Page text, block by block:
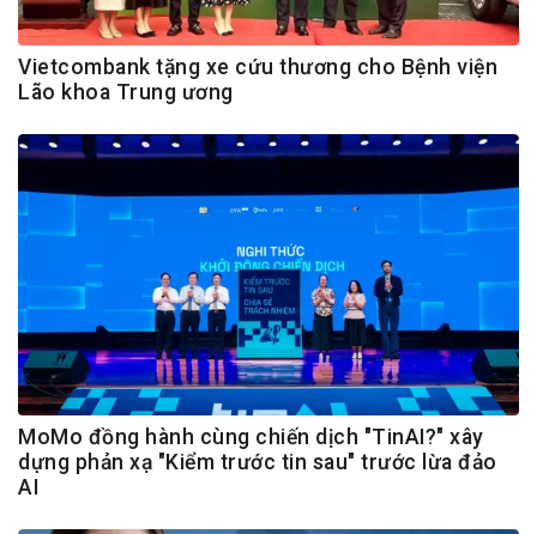
Vietcombank tặng xe cứu thương cho Bệnh viện
Lão khoa Trung ương
MoMo đồng hành cùng chiến dịch "TinAI?" xây
dựng phản xạ "Kiểm trước tin sau" trước lừa đảo
AI